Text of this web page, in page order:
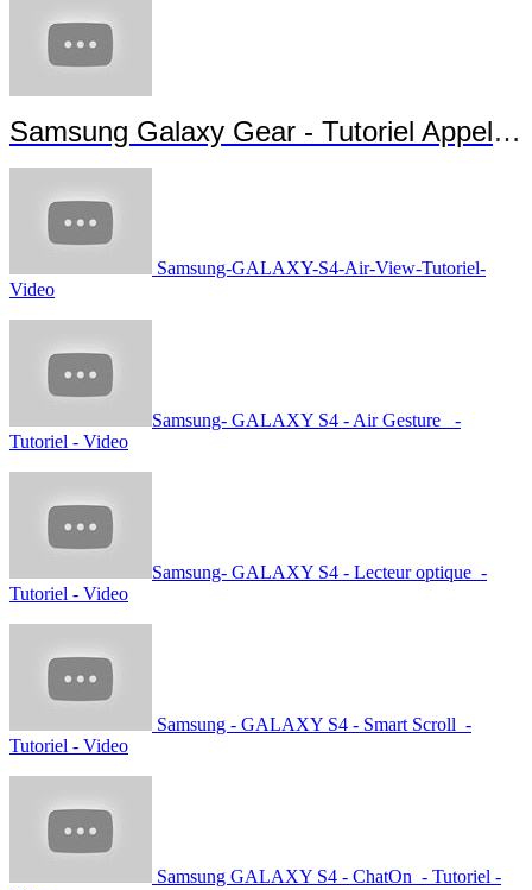
Samsung Galaxy Gear - Tutoriel Appels et Messages
Samsung-GALAXY-S4-Air-View-Tutoriel-
Video
Samsung- GALAXY S4 - Air Gesture -
Tutoriel - Video
Samsung- GALAXY S4 - Lecteur optique -
Tutoriel - Video
Samsung - GALAXY S4 - Smart Scroll -
Tutoriel - Video
Samsung GALAXY S4 - ChatOn - Tutoriel -